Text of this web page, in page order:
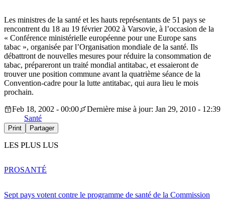
Les ministres de la santé et les hauts représentants de 51 pays se
rencontrent du 18 au 19 février 2002 à Varsovie, à l’occasion de la
« Conférence ministérielle européenne pour une Europe sans
tabac », organisée par l’Organisation mondiale de la santé. Ils
débattront de nouvelles mesures pour réduire la consommation de
tabac, prépareront un traité mondial antitabac, et essaieront de
trouver une position commune avant la quatrième séance de la
Convention-cadre pour la lutte antitabac, qui aura lieu le mois
prochain.
Feb 18, 2002 - 00:00
Dernière mise à jour: Jan 29, 2010 - 12:39
Santé
Print Partager
LES PLUS LUS
Sept pays votent contre le programme de santé de la Commission
PROSANTÉ